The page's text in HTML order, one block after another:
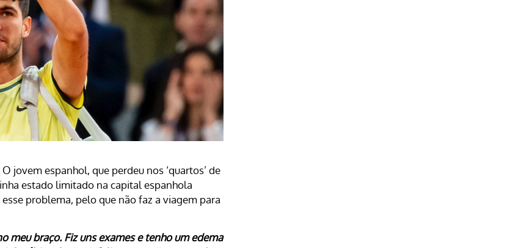
jovem espanhol, que perdeu nos ‘quartos’ de
estado limitado na capital espanhola
problema, pelo que não faz a viagem para
meu braço. Fiz uns exames e tenho um edema